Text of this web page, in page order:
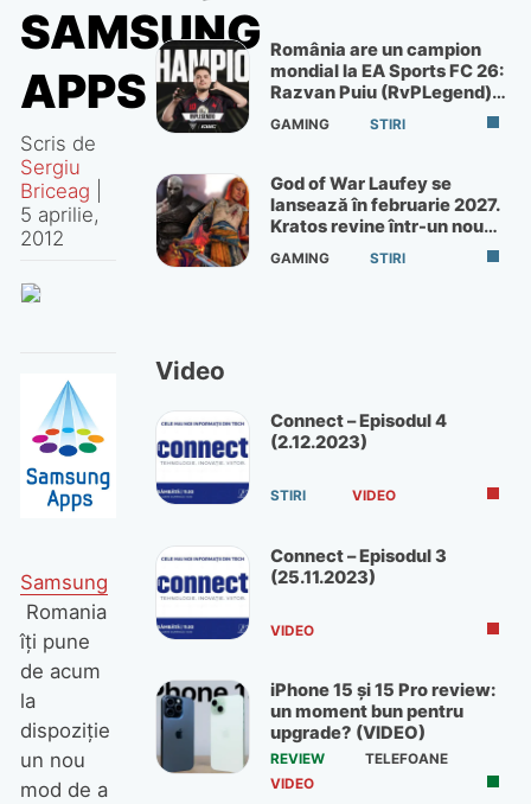
SAMSUNG
APPS
Scris de
Sergiu
Briceag
5 aprilie,
2012
Samsung
Romania
îţi pune
de acum
la
dispoziţie
un nou
mod de a
România are un campion
mondial la EA Sports FC 26:
Razvan Puiu (RvPLegend)
câștigă turneul de la Paris
GAMING STIRI
God of War Laufey se
lansează în februarie 2027.
Kratos revine într-un nou
God of War
GAMING STIRI
Video
Connect – Episodul 4
(2.12.2023)
STIRI VIDEO
Connect – Episodul 3
(25.11.2023)
VIDEO
iPhone 15 și 15 Pro review:
un moment bun pentru
upgrade? (VIDEO)
REVIEW
TELEFOANE
VIDEO